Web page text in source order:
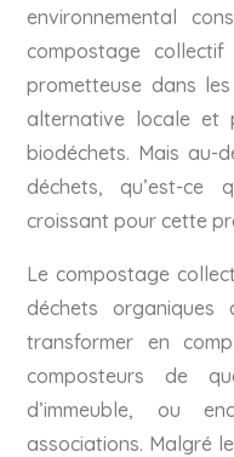
environnemental
compostage
prometteuse dans
alternative locale et
biodéchets. Mais au-
déchets, qu’est-ce
croissant pour cette
Le compostage
déchets
transformer en
composteurs de
d’immeuble, ou
associations. Malgré